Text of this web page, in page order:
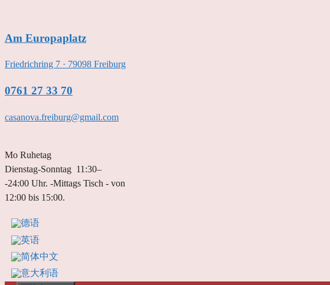
内
Am Europaplatz
Friedrichring 7 · 79098 Freiburg
0761 27 33 70
casanova.freiburg@gmail.com
Mo Ruhetag
Dienstag-Sonntag 11:30–
-24:00 Uhr. -Mittags Tisch - von
12:00 bis 15:00.